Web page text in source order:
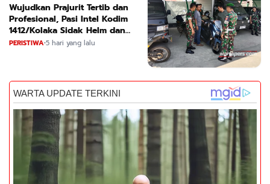
Wujudkan Prajurit Tertib dan
Profesional, Pasi Intel Kodim
1412/Kolaka Sidak Helm dan
Kendaraan
PERISTIWA•5 hari yang lalu